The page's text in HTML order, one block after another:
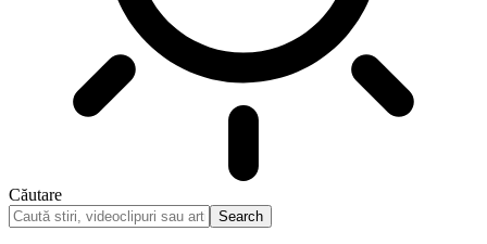
Căutare